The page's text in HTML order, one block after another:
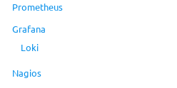
Prometheus
Grafana
Loki
Nagios